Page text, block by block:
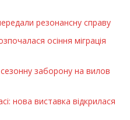
резонансну справу
осіння міграція
заборону на вилов
нова виставка відкрилася